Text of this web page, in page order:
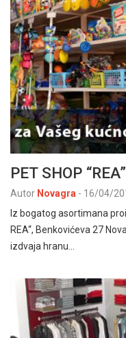
PET SHOP “REA”
Autor Novagra - 16/04/
Iz bogatog asortimana
REA“, Benkovićeva 27
izdvaja hranu…